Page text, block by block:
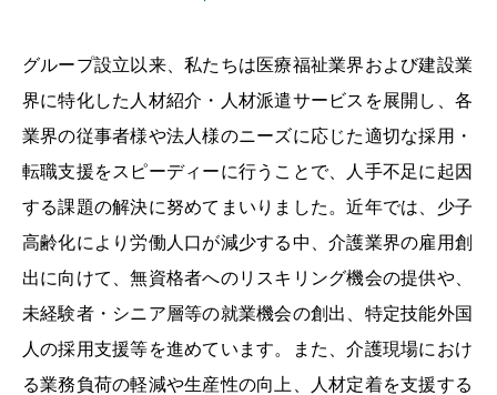
グループ設立以来、私たちは医療福祉業界および建設業
界に特化した人材紹介・人材派遣サービスを展開し、各
業界の従事者様や法人様のニーズに応じた適切な採用・
転職支援をスピーディーに行うことで、人手不足に起因
する課題の解決に努めてまいりました。近年では、少子
高齢化により労働人口が減少する中、介護業界の雇用創
出に向けて、無資格者へのリスキリング機会の提供や、
未経験者・シニア層等の就業機会の創出、特定技能外国
人の採用支援等を進めています。また、介護現場におけ
る業務負荷の軽減や生産性の向上、人材定着を支援する